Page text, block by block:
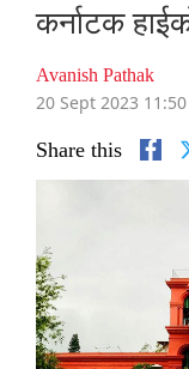
कर्नाटक
Avanish Pathak
20 Sept 2023
Share this